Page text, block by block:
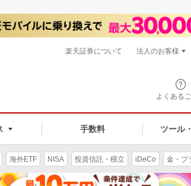
よくある
手数料 ツール
楽天証券について 法人のお客様
海外ETF NISA 投資信託・積立 iDeCo 金・プ